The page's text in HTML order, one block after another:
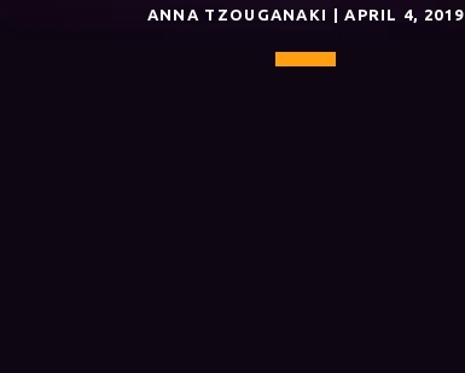
ANNA TZOUGANAKI | APRIL 4, 2019